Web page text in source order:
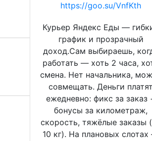
https://goo.su/VnfKth
Курьер Яндекс Еды —
график и прозрачный
доход.Сам выбираешь,
работать — хоть 2 часа,
смена. Нет начальника,
совмещать. Деньги платят
ежедневно: фикс за заказ
бонусы за километраж,
скорость, тяжёлые заказы
10 кг). На плановых